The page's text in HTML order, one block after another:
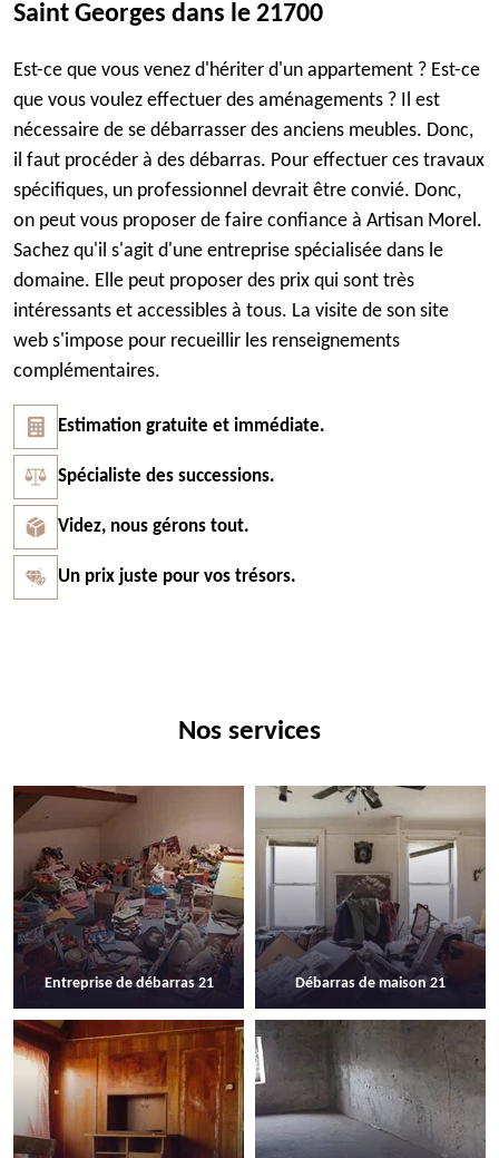
Saint Georges dans le 21700
Est-ce que vous venez d'hériter d'un appartement ? Est-ce
que vous voulez effectuer des aménagements ? Il est
nécessaire de se débarrasser des anciens meubles. Donc,
il faut procéder à des débarras. Pour effectuer ces travaux
spécifiques, un professionnel devrait être convié. Donc,
on peut vous proposer de faire confiance à Artisan Morel.
Sachez qu'il s'agit d'une entreprise spécialisée dans le
domaine. Elle peut proposer des prix qui sont très
intéressants et accessibles à tous. La visite de son site
web s'impose pour recueillir les renseignements
complémentaires.
Estimation gratuite et immédiate.
Spécialiste des successions.
Videz, nous gérons tout.
Un prix juste pour vos trésors.
Nos services
Entreprise de débarras 21 Débarras de maison 21